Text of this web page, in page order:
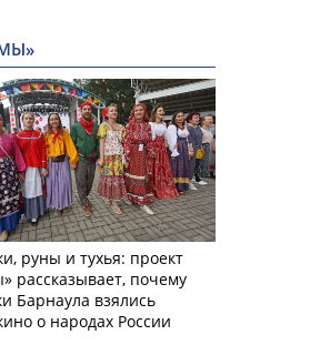
руны и тухья: проект
рассказывает, почему
Барнаула взялись
о народах России